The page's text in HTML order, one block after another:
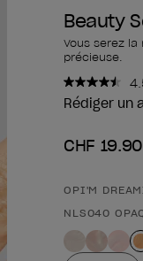
Beauty
Vous serez
précieuse.
Rédiger un
CHF 19.90
Forme du
OPI'M
NLS040